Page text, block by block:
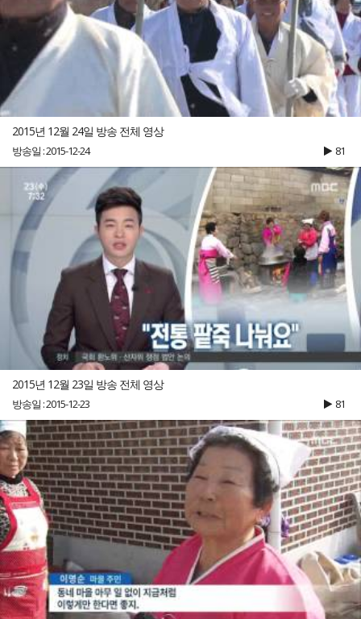
2015년 12월 24일 방송 전체 영상
방송일 : 2015-12-24 81
2015년 12월 23일 방송 전체 영상
방송일 : 2015-12-23 81